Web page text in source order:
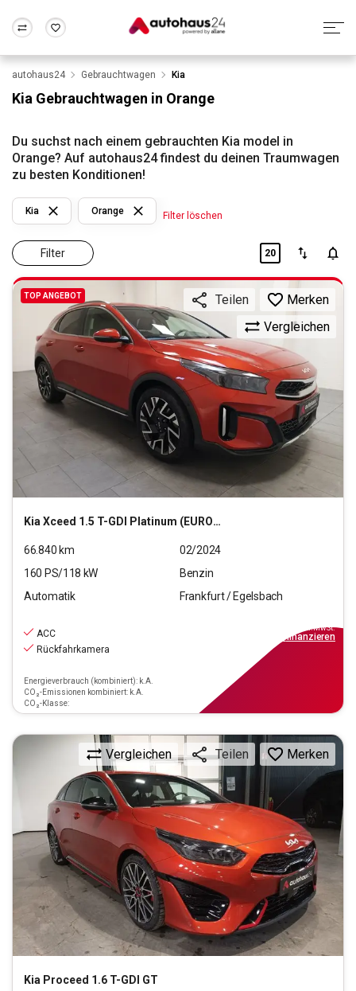
Wir bewerten dein Auto
Alle Fragen & Antworten
Rund um die Inzahlungnahme
Frankfurt Wuppertal
autohaus24 Gebrauchtwagen Kia
Kia Gebrauchtwagen in Orange
Du suchst nach einem gebrauchten Kia model in
Orange? Auf autohaus24 findest du deinen Traumwagen
zu besten Konditionen!
Filter
Kia Orange Filter löschen
20
TOP ANGEBOT
KiaXceed 1.5 T-GDI Platinum (EURO 6d)
Vergleichen
Teilen Merken
66.840 km
02/2024
160 PS/118 kW
Benzin
Automatik
Frankfurt / Egelsbach
ACC
Rückfahrkamera
Energieverbrauch (kombiniert): k.A.
CO₂-Emissionen kombiniert: k.A.
CO₂-Klasse:
inkl.MwSt.
finanzieren
Kia Proceed 1.6 T-GDI GT
Vergleichen Teilen Merken